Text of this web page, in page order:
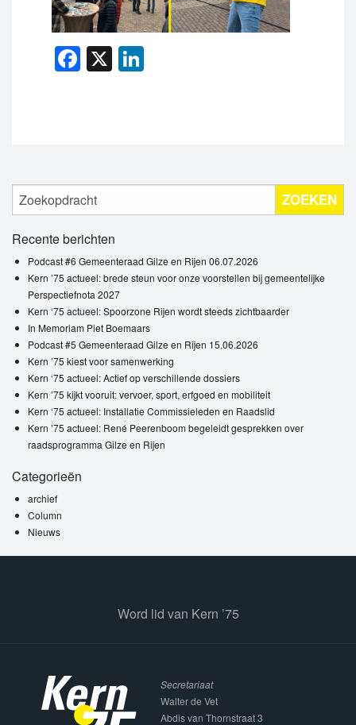
Facebook
X
ZOEKEN
Recente berichten
Podcast #6 Gemeenteraad Gilze en Rijen 06.07.2026
Kern ’75 actueel: brede steun voor onze voorstellen bij gemeentelijke
Perspectiefnota 2027
Kern ‘75 actueel: Spoorzone Rijen wordt steeds zichtbaarder
In Memoriam Piet Boemaars
Podcast #5 Gemeenteraad Gilze en Rijen 15.06.2026
Kern ’75 kiest voor samenwerking
Kern ‘75 actueel: Actief op verschillende dossiers
Kern ’75 kijkt vooruit: vervoer, sport, erfgoed en mobiliteit
Kern ‘75 actueel: Installatie Commissieleden en Raadslid
Kern ’75 actueel: René Peerenboom begeleidt gesprekken over
raadsprogramma Gilze en Rijen
Categorieën
archief
Column
Nieuws
Word lid van Kern ’75
Secretariaat
Walter de Vet
Abdis van Thornstraat 3